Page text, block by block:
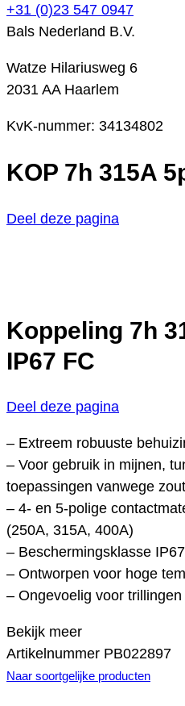
+31 (0)23 547 0947
Bals Nederland B.V.
Watze Hilariusweg 6
2031 AA Haarlem
KvK-nummer: 34134802
KOP 7h 315A
Deel deze pagina
Koppeling 7h
IP67 FC
Deel deze pagina
– Extreem robuuste
– Voor gebruik in mijnen,
toepassingen vanwege
– 4- en 5-polige
(250A, 315A, 400A)
– Beschermingsklasse IP67
– Ontworpen voor hoge
– Ongevoelig voor trillingen
Bekijk meer
Artikelnummer PB022897
Naar soortgelijke producten